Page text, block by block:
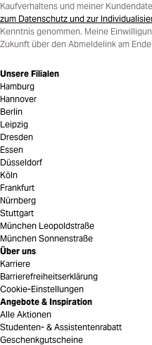
Kaufverhaltens und meiner
zum Datenschutz und zur
Kenntnis genommen. Meine
Zukunft über den Abmeldelink am
Unsere Filialen
Hamburg
Hannover
Berlin
Leipzig
Dresden
Essen
Düsseldorf
Köln
Frankfurt
Nürnberg
Stuttgart
München Leopoldstraße
München Sonnenstraße
Über uns
Karriere
Barrierefreiheitserklärung
Cookie-Einstellungen
Angebote & Inspiration
Alle Aktionen
Studenten- & Assistentenrabatt
Geschenkgutscheine